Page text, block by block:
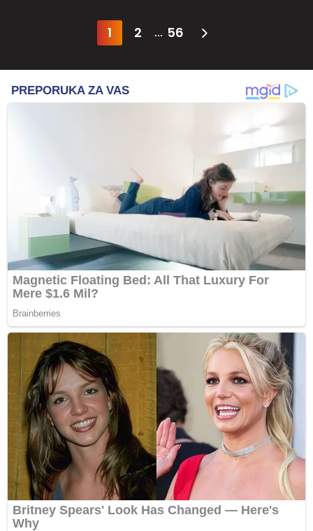
1 2 ... 56